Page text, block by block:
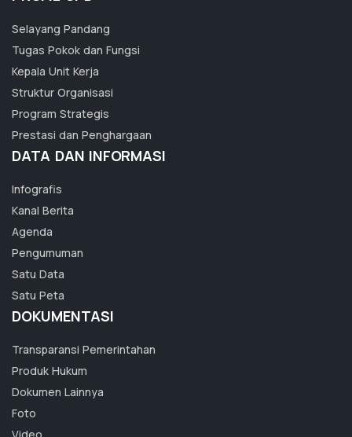
Selayang Pandang
Tugas Pokok dan Fungsi
Kepala Unit Kerja
Struktur Organisasi
Program Strategis
Prestasi dan Penghargaan
DATA DAN INFORMASI
Infografis
Kanal Berita
Agenda
Pengumuman
Satu Data
Satu Peta
DOKUMENTASI
Transparansi Pemerintahan
Produk Hukum
Dokumen Lainnya
Foto